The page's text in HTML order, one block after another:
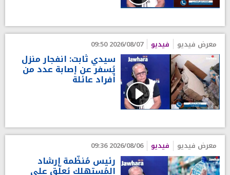
معرض فيديو فيديو 2026/08/07 09:50
سيدي ثابت: انفجار منزل
يُسفر عن إصابة عدد من
أفراد عائلة
معرض فيديو فيديو 2026/08/06 09:36
رئيس مُنظّمة إرشاد
المُستهلك يُعلّق على